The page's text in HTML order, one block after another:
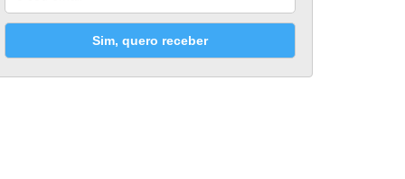
Sim, quero receber